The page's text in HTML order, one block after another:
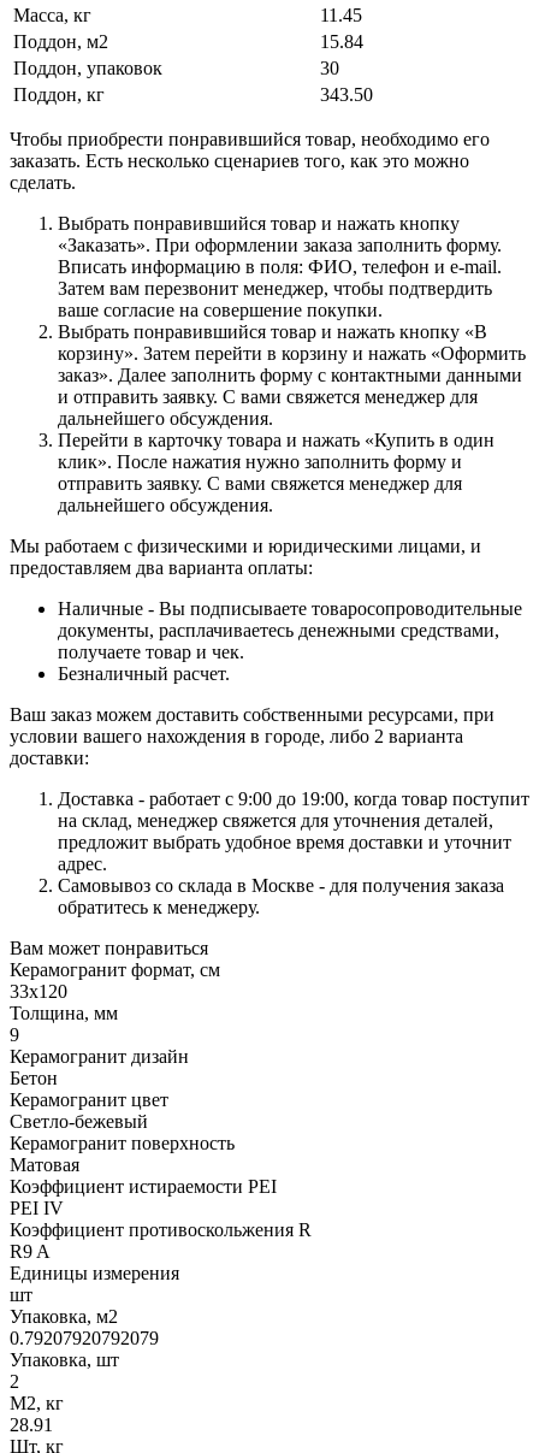
Масса, кг
11.45
Поддон, м2
15.84
Поддон, упаковок
30
Поддон, кг
343.50
Чтобы приобрести понравившийся товар, необходимо его
заказать. Есть несколько сценариев того, как это можно
сделать.
Выбрать понравившийся товар и нажать кнопку
«Заказать». При оформлении заказа заполнить форму.
Вписать информацию в поля: ФИО, телефон и e-mail.
Затем вам перезвонит менеджер, чтобы подтвердить
ваше согласие на совершение покупки.
Выбрать понравившийся товар и нажать кнопку «В
корзину». Затем перейти в корзину и нажать «Оформить
заказ». Далее заполнить форму с контактными данными
и отправить заявку. С вами свяжется менеджер для
дальнейшего обсуждения.
Перейти в карточку товара и нажать «Купить в один
клик». После нажатия нужно заполнить форму и
отправить заявку. С вами свяжется менеджер для
дальнейшего обсуждения.
Мы работаем с физическими и юридическими лицами, и
предоставляем два варианта оплаты:
Наличные - Вы подписываете товаросопроводительные
документы, расплачиваетесь денежными средствами,
получаете товар и чек.
Безналичный расчет.
Ваш заказ можем доставить собственными ресурсами, при
условии вашего нахождения в городе, либо 2 варианта
доставки:
Доставка - работает с 9:00 до 19:00, когда товар поступит
на склад, менеджер свяжется для уточнения деталей,
предложит выбрать удобное время доставки и уточнит
адрес.
Самовывоз со склада в Москве - для получения заказа
обратитесь к менеджеру.
Вам может понравиться
Керамогранит формат, см
33х120
Толщина, мм
9
Керамогранит дизайн
Бетон
Керамогранит цвет
Светло-бежевый
Керамогранит поверхность
Матовая
Коэффициент истираемости PEI
PEI IV
Коэффициент противоскольжения R
R9 A
Единицы измерения
шт
Упаковка, м2
0.79207920792079
Упаковка, шт
2
М2, кг
28.91
Шт, кг